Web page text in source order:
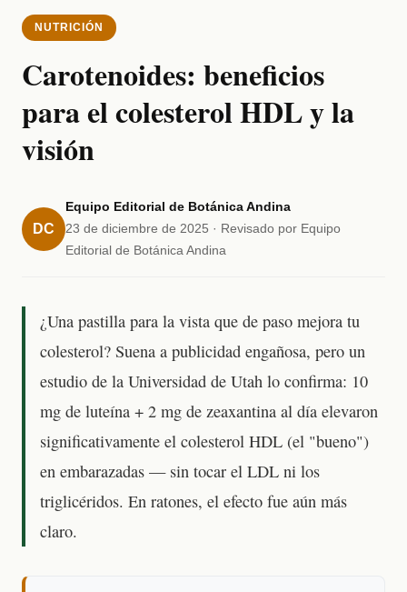
NUTRICIÓN
Carotenoides: beneficios
para el colesterol HDL y la
visión
DC
Equipo Editorial de Botánica Andina
23 de diciembre de 2025 · Revisado por Equipo
Editorial de Botánica Andina
¿Una pastilla para la vista que de paso mejora tu
colesterol? Suena a publicidad engañosa, pero un
estudio de la Universidad de Utah lo confirma: 10
mg de luteína + 2 mg de zeaxantina al día elevaron
significativamente el colesterol HDL (el "bueno")
en embarazadas — sin tocar el LDL ni los
triglicéridos. En ratones, el efecto fue aún más
claro.